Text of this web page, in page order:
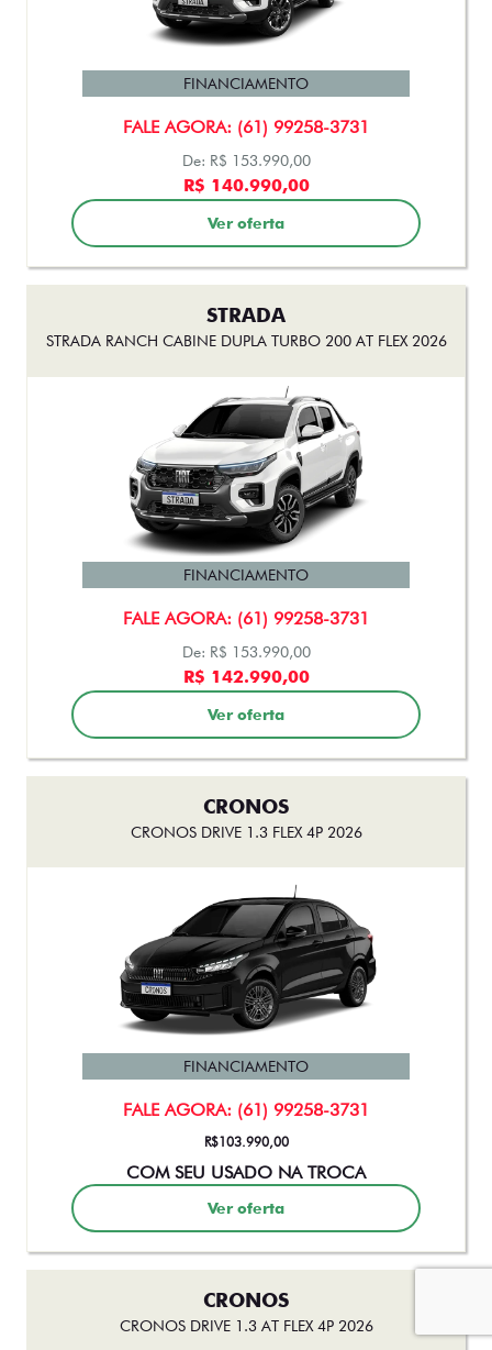
FALE AGORA: (61) 99258-3731
FINANCIAMENTO
De: R$ 153.990,00
R$ 140.990,00
Ver oferta
STRADA
STRADA RANCH CABINE DUPLA TURBO 200 AT FLEX 2026
FALE AGORA: (61) 99258-3731
FINANCIAMENTO
De: R$ 153.990,00
R$ 142.990,00
Ver oferta
CRONOS
CRONOS DRIVE 1.3 FLEX 4P 2026
FALE AGORA: (61) 99258-3731
FINANCIAMENTO
R$103.990,00
COM SEU USADO NA TROCA
Ver oferta
CRONOS
CRONOS DRIVE 1.3 AT FLEX 4P 2026